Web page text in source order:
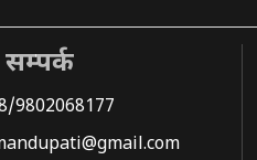
सम्पर्क
9802068177